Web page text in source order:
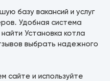
базу вакансий и услуг
Удобная система
Установка котла
выбрать надежного
сайте и используйте